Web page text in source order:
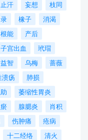
止汗 妄想
枝同
橡子
消渴
根能
产后
子宫出血
玳瑁
益智 乌梅
蔷薇
溃疡
肺损
萎缩性胃炎
腺腮炎
肖积
伤肿痛
疮病
十二经络
清火